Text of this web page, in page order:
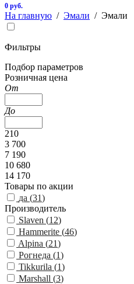
0 руб.
На главную / Эмали / Эмали
Фильтры
Подбор параметров
Розничная цена
От
До
210
3 700
7 190
10 680
14 170
Товары по акции
да (31)
Производитель
Slaven (12)
Hammerite (46)
Alpina (21)
Рогнеда (1)
Tikkurila (1)
Marshall (3)